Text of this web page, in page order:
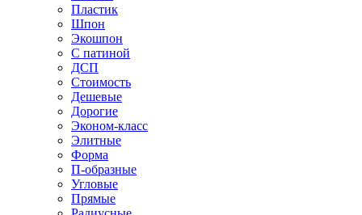
Пластик
Шпон
Экошпон
С патиной
ДСП
Стоимость
Дешевые
Дорогие
Эконом-класс
Элитные
Форма
П-образные
Угловые
Прямые